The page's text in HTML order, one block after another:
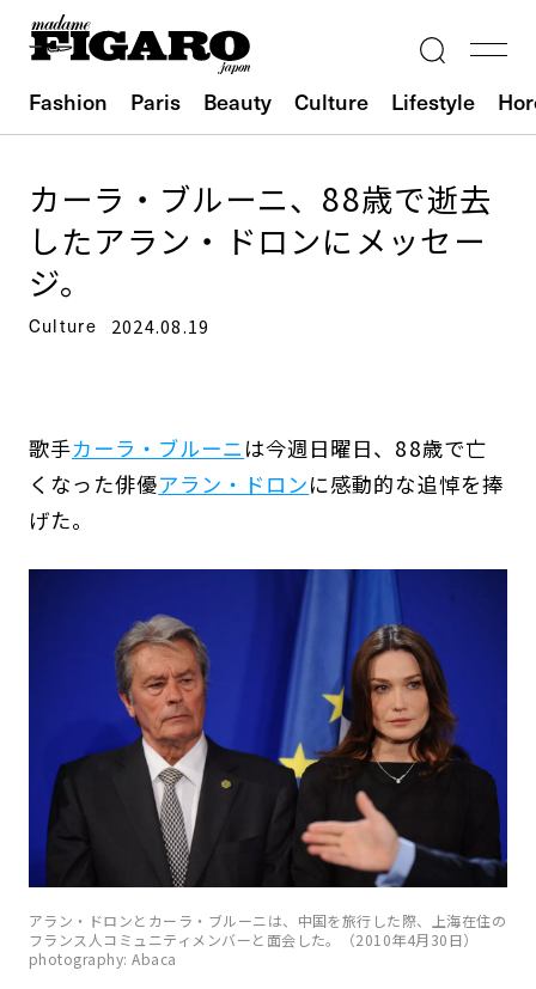
Fashion Paris Beauty Culture Lifestyle
カーラ・ブルーニ、88歳で逝去
したアラン・ドロンにメッセー
ジ。
Culture 2024.08.19
歌手カーラ・ブルーニ は今週日曜日、88歳で亡
くなった俳優アラン・ドロンに感動的な追悼を捧
げた。
アラン・ドロンとカーラ・ブルーニは、中国を旅行した際、上海在住の
フランス人コミュニティメンバーと面会した。（2010年4月30日）
photography: Abaca